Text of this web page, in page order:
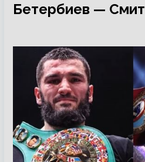
Бетербиев — Смит